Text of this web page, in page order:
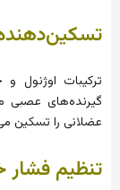
ترکیبات اوژنول
گیرنده‌های
عضلانی را تسکین
تنظیم فشار